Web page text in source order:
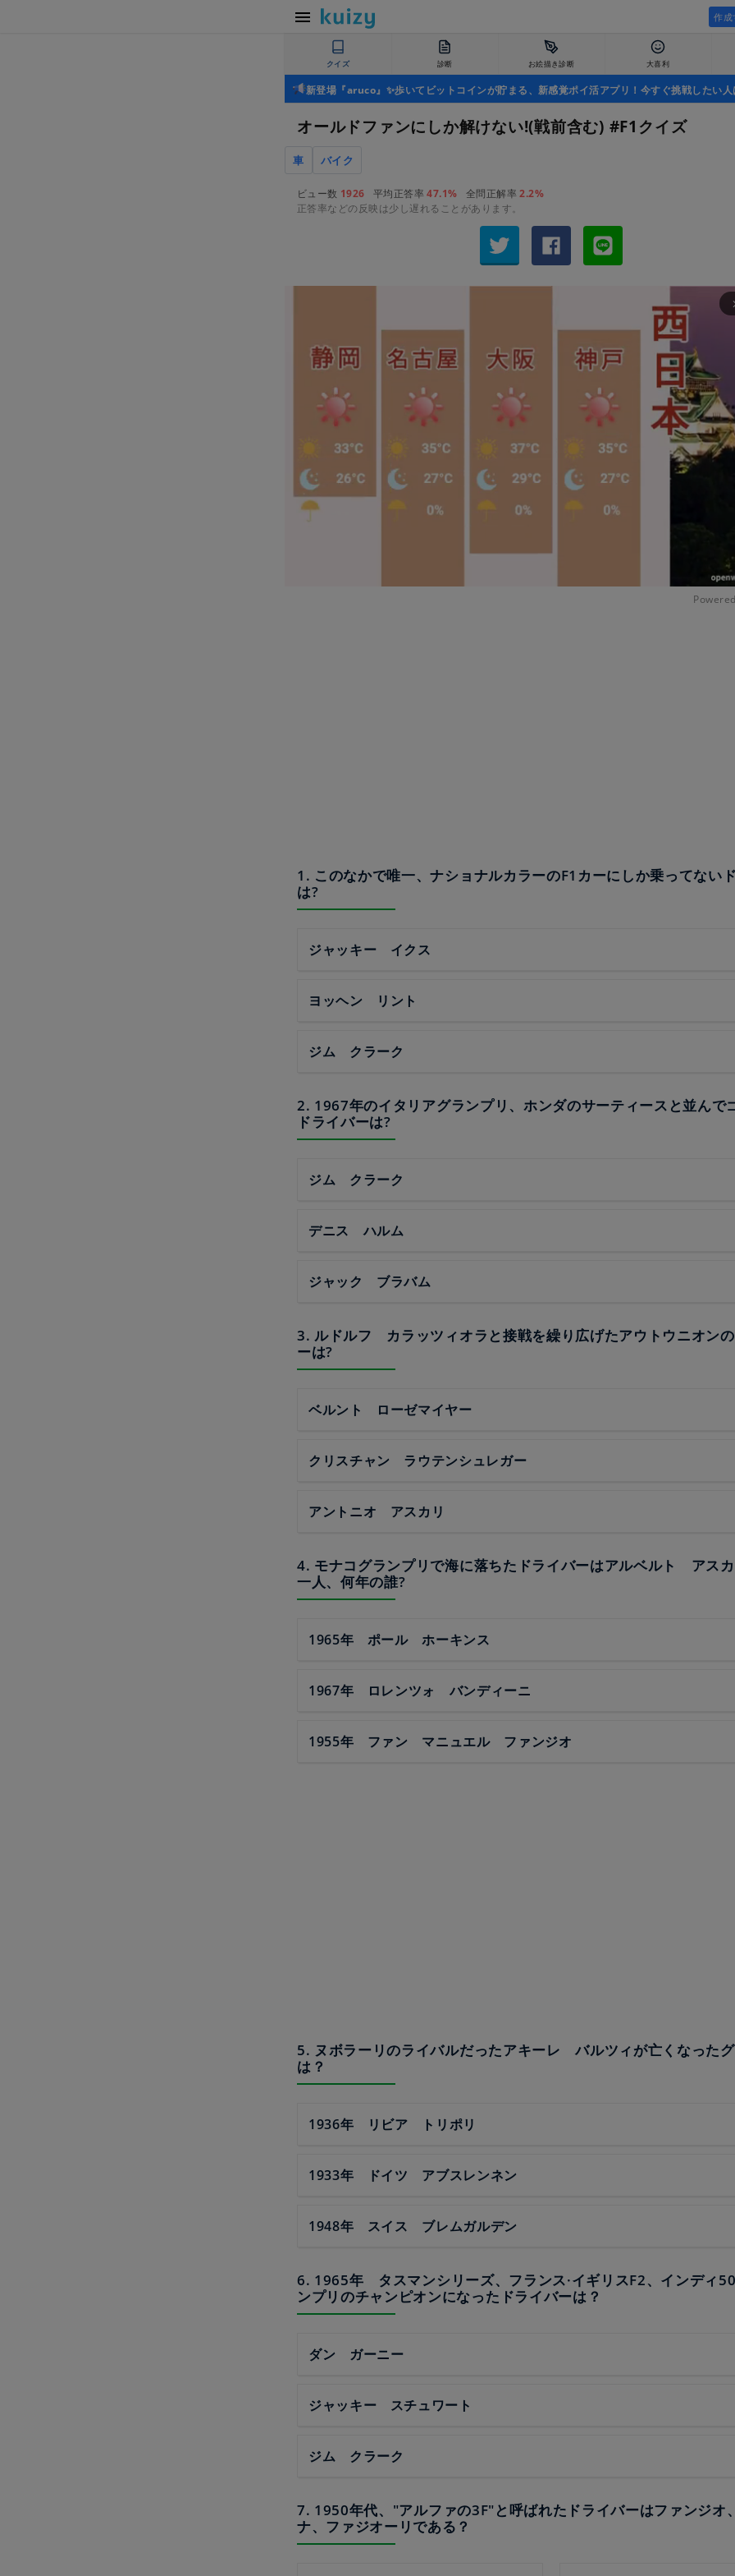
作成
クイズ 診断 お絵描き診断 大喜利
新登場『aruco』✨歩いてビットコインが貯まる、新感覚ポイ活アプリ！今すぐ挑戦したい人
オールドファンにしか解けない!(戦前含む) #F1クイズ
車 バイク
ビュー数 1926 平均正答率47.1% 全問正解率2.2%
正答率などの反映は少し遅れることがあります。
1. このなかで唯一、ナショナルカラーのF1カーにしか乗ってない
は?
ジャッキー イクス
ヨッヘン リント
ジム クラーク
2. 1967年のイタリアグランプリ、ホンダのサーティースと並んで
ドライバーは?
ジム クラーク
デニス ハルム
ジャック ブラバム
3. ルドルフ カラッツィオラと接戦を繰り広げたアウトウニオン
ーは?
ベルント ローゼマイヤー
クリスチャン ラウテンシュレガー
アントニオ アスカリ
4. モナコグランプリで海に落ちたドライバーはアルベルト アスカ
一人、何年の誰?
1965年 ポール ホーキンス
1967年 ロレンツォ バンディーニ
1955年 ファン マニュエル ファンジオ
5. ヌボラーリのライバルだったアキーレ バルツィが亡くなった
は？
1936年 リビア トリポリ
1933年 ドイツ アブスレンネン
1948年 スイス ブレムガルデン
6. 1965年 タスマンシリーズ、フランス·イギリスF2、インディ
ンプリのチャンピオンになったドライバーは？
ダン ガーニー
ジャッキー スチュワート
ジム クラーク
7. 1950年代、"アルファの3F"と呼ばれたドライバーはファンジオ
ナ、ファジオーリである？